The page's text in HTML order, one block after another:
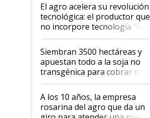
El agro acelera su revolución
tecnológica: el productor que
no incorpore tecnología "va a
perder el tren"
Siembran 3500 hectáreas y
apuestan todo a la soja no
transgénica para cobrar más
por tonelada: compraron un
semillero
A los 10 años, la empresa
rosarina del agro que da un